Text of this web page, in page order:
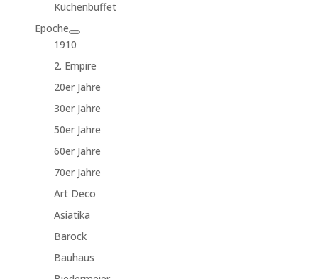
Küchenbuffet
Epoche
1910
2. Empire
20er Jahre
30er Jahre
50er Jahre
60er Jahre
70er Jahre
Art Deco
Asiatika
Barock
Bauhaus